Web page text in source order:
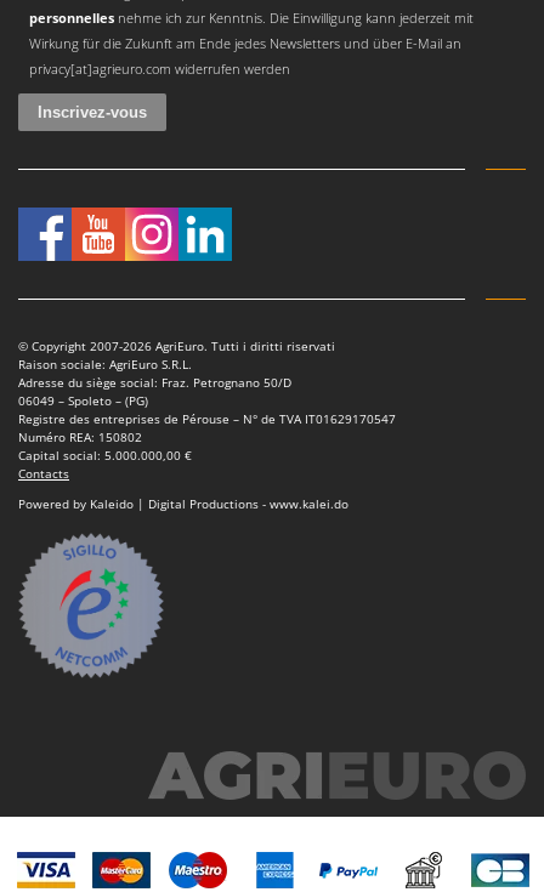
personnellesnehme ich zur Kenntnis. Die Einwilligung kann jederzeit mit
Wirkung für die Zukunft am Ende jedes Newsletters und über E-Mail an
privacy[at]agrieuro.com widerrufen werden
© Copyright 2007-2026 AgriEuro. Tutti i diritti riservati
Raison sociale: AgriEuro S.R.L.
Adresse du siège social: Fraz. Petrognano 50/D
06049 – Spoleto – (PG)
Registre des entreprises de Pérouse – N° de TVA IT01629170547
Numéro REA: 150802
Capital social: 5.000.000,00 €
Contacts
Powered by Kaleido | Digital Productions - www.kalei.do